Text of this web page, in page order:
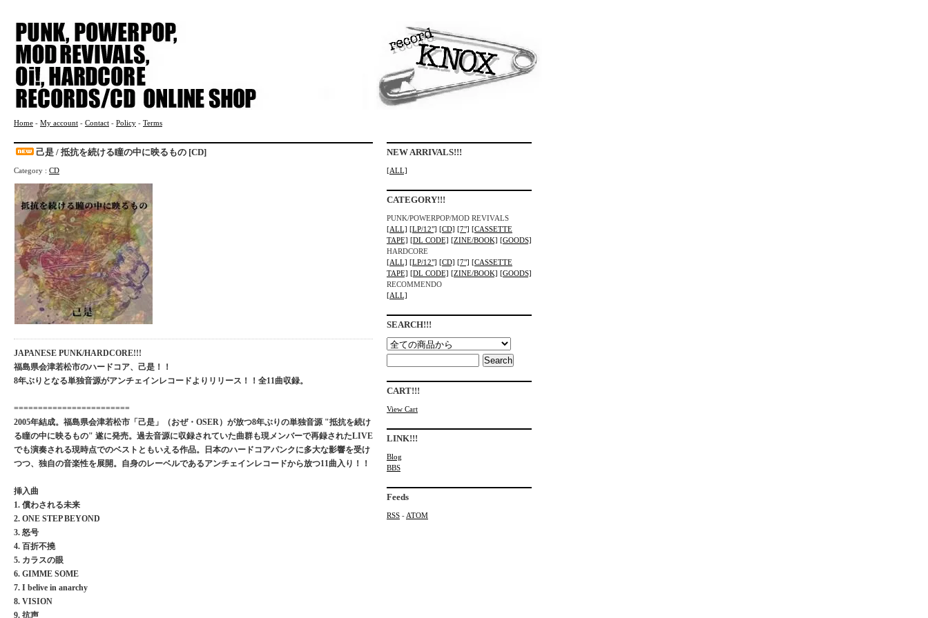
Home - My account - Contact - Policy - Terms
己是 / 抵抗を続ける瞳の中に映るもの [CD]
Category : CD
JAPANESE PUNK/HARDCORE!!!
福島県会津若松市のハードコア、己是！！
8年ぶりとなる単独音源がアンチェインレコードよりリリース！！全11曲収録。
========================
2005年結成。福島県会津若松市「己是」（おぜ・OSER）が放つ8年ぶりの単独音源 "抵抗を続け
る瞳の中に映るもの" 遂に発売。過去音源に収録されていた曲群も現メンバーで再録されたLIVE
でも演奏される現時点でのベストともいえる作品。日本のハードコアパンクに多大な影響を受け
つつ、独自の音楽性を展開。自身のレーベルであるアンチェインレコードから放つ11曲入り！！
挿入曲
1. 償わされる未来
2. ONE STEP BEYOND
3. 怒号
4. 百折不撓
5. カラスの眼
6. GIMME SOME
7. I belive in anarchy
8. VISION
9. 抗声
NEW ARRIVALS!!!
[ALL]
CATEGORY!!!
PUNK/POWERPOP/MOD REVIVALS
[ALL] [LP/12"] [CD] [7"] [CASSETTE
TAPE] [DL CODE] [ZINE/BOOK] [GOODS]
HARDCORE
[ALL] [LP/12"] [CD] [7"] [CASSETTE
TAPE] [DL CODE] [ZINE/BOOK] [GOODS]
RECOMMENDO
[ALL]
SEARCH!!!
CART!!!
View Cart
LINK!!!
Blog
BBS
Feeds
RSS - ATOM